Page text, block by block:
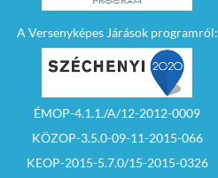
A Versenyképes Járások programról:
ÉMOP-4.1.1./A/12-2012-0009
KÖZOP-3.5.0-09-11-2015-066
KEOP-2015-5.7.0/15-2015-0326